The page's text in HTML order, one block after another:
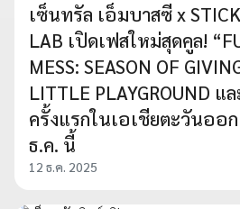
เซ็นทรัล เอ็มบาสซี x
LAB เปิดเฟสใหม่สุดคูล!
MESS: SEASON OF
LITTLE PLAYGROUND แ
ครั้งแรกในเอเชียตะวันออก
ธ.ค. นี้
12 ธ.ค. 2025